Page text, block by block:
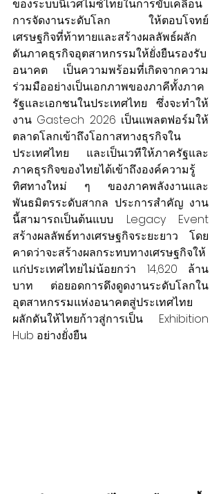
ของระบบนิเวศไมซ์ไทยในการขับเคลื่อน
การจัดงานระดับโลก ให้ตอบโจทย์
เศรษฐกิจที่ท้าทายและสร้างผลลัพธ์ผลัก
ดันภาคธุรกิจอุตสาหกรรมให้ยั่งยืนรองรับ
อนาคต เป็นความพร้อมที่เกิดจากความ
ร่วมมืออย่างเป็นเอกภาพของภาคีทั้งภาค
รัฐและเอกชนในประเทศไทย ซึ่งจะทำให้
งาน Gastech 2026 เป็นแพลตฟอร์มให้
ตลาดโลกเข้าถึงโอกาสทางธุรกิจใน
ประเทศไทย และเป็นเวทีให้ภาครัฐและ
ภาคธุรกิจของไทยได้เข้าถึงองค์ความรู้
ทิศทางใหม่ ๆ ของภาคพลังงานและ
พันธมิตรระดับสากล ประการสำคัญ งาน
นี้สามารถเป็นต้นแบบ Legacy Event
สร้างผลลัพธ์ทางเศรษฐกิจระยะยาว โดย
คาดว่าจะสร้างผลกระทบทางเศรษฐกิจให้
แก่ประเทศไทยไม่น้อยกว่า 14,620 ล้าน
บาท ต่อยอดการดึงดูดงานระดับโลกใน
อุตสาหกรรมแห่งอนาคตสู่ประเทศไทย
ผลักดันให้ไทยก้าวสู่การเป็น Exhibition
Hub อย่างยั่งยืน